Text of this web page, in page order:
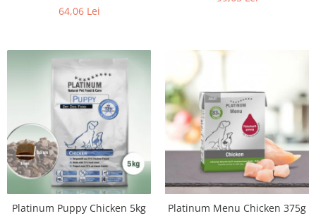
64,06 Lei
Platinum Puppy Chicken 5kg
Platinum Menu Chicken 375g